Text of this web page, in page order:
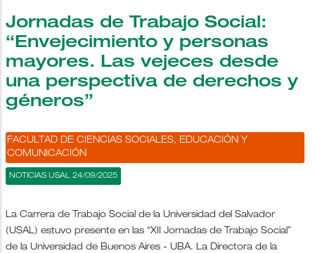
Jornadas de Trabajo Social:
“Envejecimiento y personas
mayores. Las vejeces desde
una perspectiva de derechos y
géneros”
FACULTAD DE CIENCIAS SOCIALES, EDUCACIÓN Y
COMUNICACIÓN
NOTICIAS USAL 24/09/2025
La Carrera de Trabajo Social de la Universidad del Salvador
(USAL) estuvo presente en las “XII Jornadas de Trabajo Social”
de la Universidad de Buenos Aires - UBA. La Directora de la